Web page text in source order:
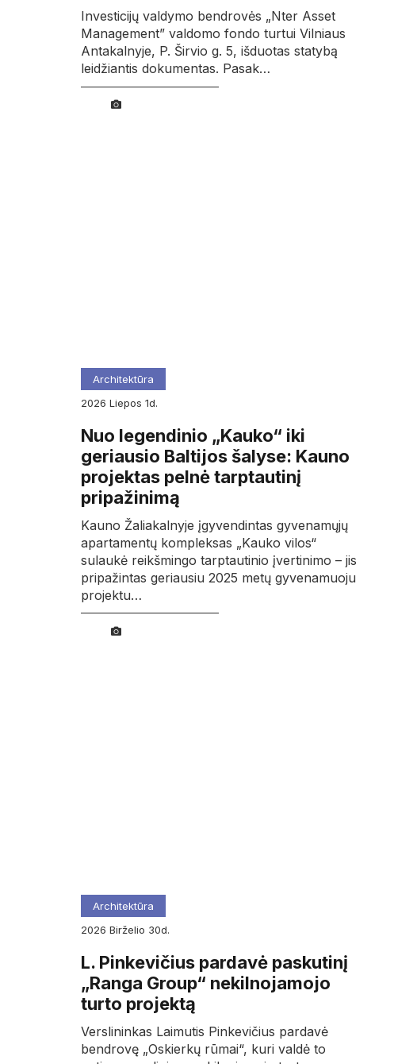
Investicijų valdymo bendrovės „Nter Asset
Management” valdomo fondo turtui Vilniaus
Antakalnyje, P. Širvio g. 5, išduotas statybą
leidžiantis dokumentas. Pasak…
Architektūra
2026
liepos 1d.
Nuo legendinio „Kauko“ iki
geriausio Baltijos šalyse: Kauno
projektas pelnė tarptautinį
pripažinimą
Kauno Žaliakalnyje įgyvendintas gyvenamųjų
apartamentų kompleksas „Kauko vilos“
sulaukė reikšmingo tarptautinio įvertinimo – jis
pripažintas geriausiu 2025 metų gyvenamuoju
projektu…
Architektūra
2026
birželio 30d.
L. Pinkevičius pardavė paskutinį
„Ranga Group“ nekilnojamojo
turto projektą
Verslininkas Laimutis Pinkevičius pardavė
bendrovę „Oskierkų rūmai“, kuri valdė to